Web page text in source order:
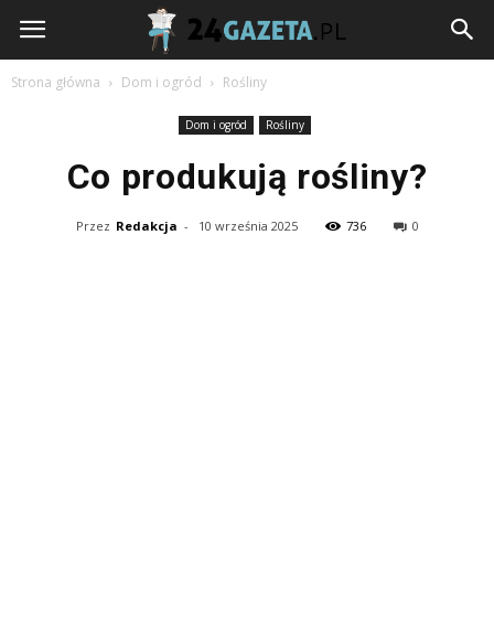
24gazeta.pl
Strona główna Dom i ogród Rośliny
Dom i ogród Rośliny
Co produkują rośliny?
Przez Redakcja - 10 września 2025 736 0